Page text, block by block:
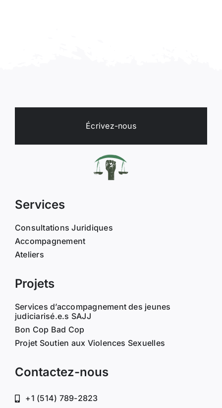
Écrivez-nous
Services
Consultations Juridiques
Accompagnement
Ateliers
Projets
Services d’accompagnement des jeunes
judiciarisé.e.s SAJJ
Bon Cop Bad Cop
Projet Soutien aux Violences Sexuelles
Contactez-nous
+1 (514) 789-2823